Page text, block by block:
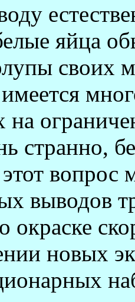
яйца
своих
на
странно,
выводов
окраске
новых